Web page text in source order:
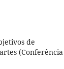
de
(Conferência